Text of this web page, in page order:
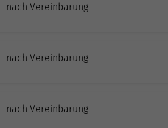
nach Vereinbarung
nach Vereinbarung
nach Vereinbarung